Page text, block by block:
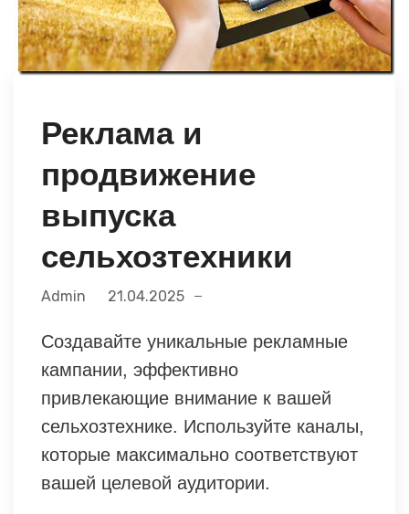
Реклама и
продвижение
выпуска
сельхозтехники
Admin 21.04.2025
Создавайте уникальные рекламные
кампании, эффективно
привлекающие внимание к вашей
сельхозтехнике. Используйте каналы,
которые максимально соответствуют
вашей целевой аудитории.